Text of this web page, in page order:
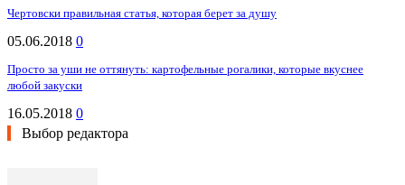
Чертовски правильная статья, которая берет за душу
05.06.2018 0
Просто за уши не оттянуть: картофельные рогалики, которые вкуснее
любой закуски
16.05.2018 0
Выбор редактора